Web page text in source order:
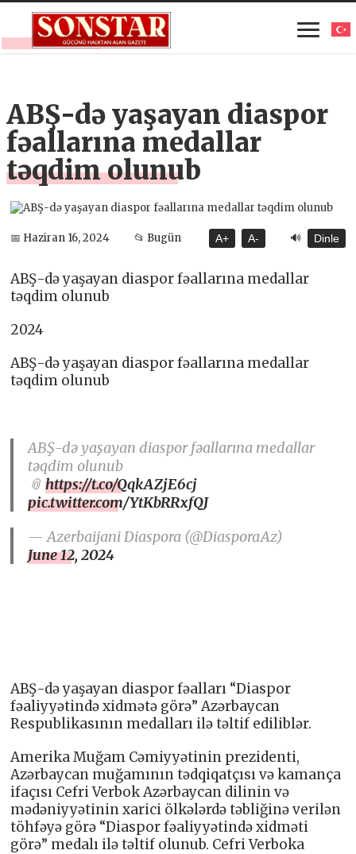
ABŞ-də yaşayan diaspor
fəallarına medallar
təqdim olunub
📅 Haziran 16, 2024 📂 Bugün A+ A- 🔊 Dinle
ABŞ-də yaşayan diaspor fəallarına medallar
təqdim olunub
2024
ABŞ-də yaşayan diaspor fəallarına medallar
təqdim olunub
ABŞ-də yaşayan diaspor fəallarına medallar
təqdim olunub
📎https://t.co/QqkAZjE6cj
pic.twitter.com/YtKbRRxfQJ
— Azerbaijani Diaspora (@DiasporaAz)
June 12, 2024
ABŞ-də yaşayan diaspor fəalları “Diaspor
fəaliyyətində xidmətə görə” Azərbaycan
Respublikasının medalları ilə təltif ediliblər.
Amerika Muğam Cəmiyyətinin prezidenti,
Azərbaycan muğamının tədqiqatçısı və kamança
ifaçısı Cefri Verbok Azərbaycan dilinin və
mədəniyyətinin xarici ölkələrdə təbliğinə verilən
töhfəyə görə “Diaspor fəaliyyətində xidməti
görə” medalı ilə təltif olunub. Cefri Verboka